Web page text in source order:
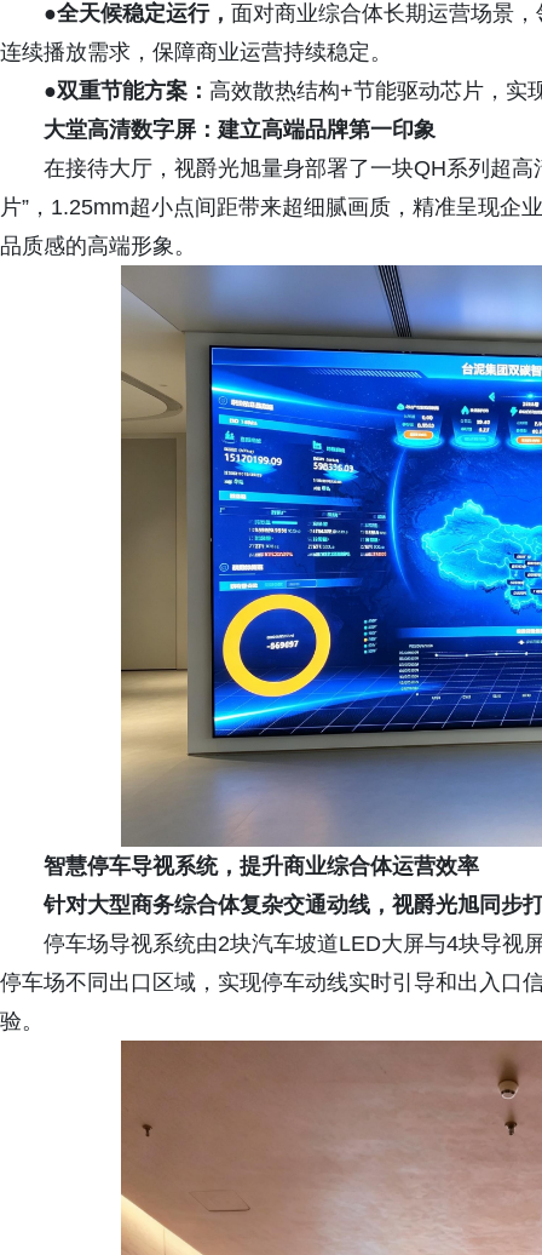
●全天候稳定运行， 面对商业综合体长期运营场景
连续播放需求，保障商业运营持续稳定。
●双重节能方案： 高效散热结构+节能驱动芯片，实
大堂高清数字屏：建立高端品牌第一印象
在接待大厅，视爵光旭量身部署了一块QH系列超高
片”，1.25mm超小点间距带来超细腻画质，精准呈现企
品质感的高端形象。
智慧停车导视系统，提升商业综合体运营效率
针对大型商务综合体复杂交通动线，视爵光旭同步
停车场导视系统由2块汽车坡道LED大屏与4块导视
停车场不同出口区域，实现停车动线实时引导和出入口
验。